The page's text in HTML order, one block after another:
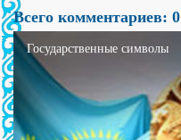
Всего комментариев: 0
Государственные символы